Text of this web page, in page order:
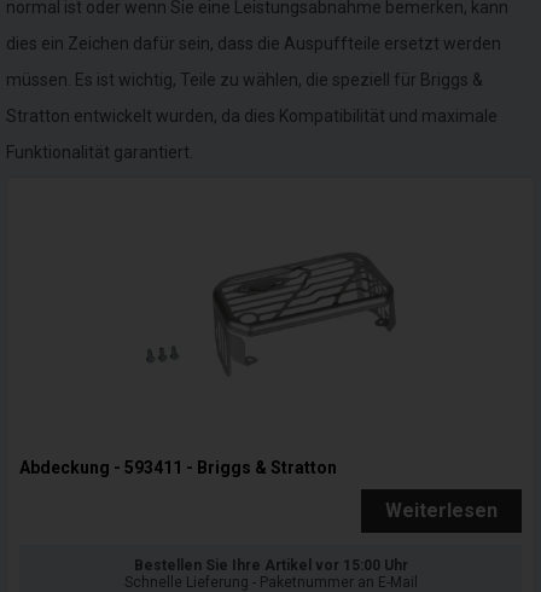
normal ist oder wenn Sie eine Leistungsabnahme bemerken, kann
dies ein Zeichen dafür sein, dass die Auspuffteile ersetzt werden
müssen. Es ist wichtig, Teile zu wählen, die speziell für Briggs &
Stratton entwickelt wurden, da dies Kompatibilität und maximale
Funktionalität garantiert.
Abdeckung - 593411 - Briggs & Stratton
Weiterlesen
Bestellen Sie Ihre Artikel vor 15:00 Uhr
Schnelle Lieferung - Paketnummer an E-Mail